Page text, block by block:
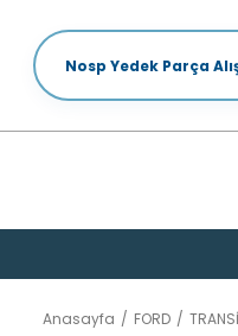
Nosp Yedek Parça
Anasayfa FORD